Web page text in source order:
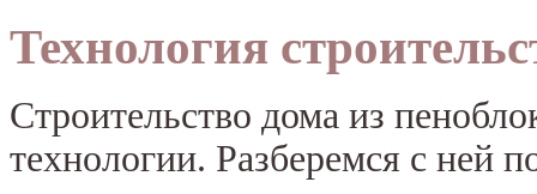
Технология
Строительство дома из
технологии. Разберемся с ней